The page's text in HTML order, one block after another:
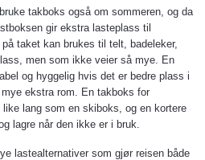
takboks også om sommeren, og da
gir ekstra lasteplass til
taket kan brukes til telt, badeleker,
men som ikke veier så mye. En
og hyggelig hvis det er bedre plass i
ekstra rom. En takboks for
lang som en skiboks, og en kortere
lagre når den ikke er i bruk.
lastealternativer som gjør reisen både